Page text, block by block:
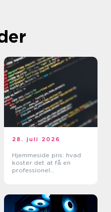
28. juli 2026
Hjemmeside pris: hvad
koster det at få en
professionel